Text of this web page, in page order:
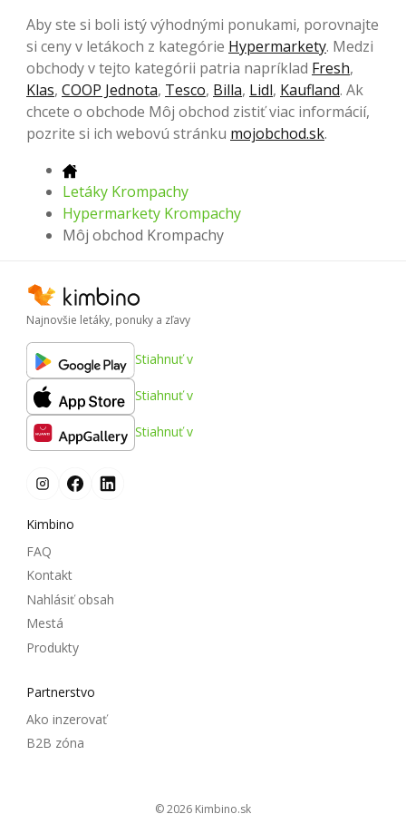
Aby ste si boli istý výhodnými ponukami, porovnajte
si ceny v letákoch z kategórie Hypermarkety. Medzi
obchody v tejto kategórii patria napríklad Fresh,
Klas, COOP Jednota, Tesco, Billa, Lidl, Kaufland. Ak
chcete o obchode Môj obchod zistiť viac informácií,
pozrite si ich webovú stránku mojobchod.sk.
Letáky Krompachy
Hypermarkety Krompachy
Môj obchod Krompachy
Najnovšie letáky, ponuky a zľavy
Stiahnuť v
Stiahnuť v
Stiahnuť v
Kimbino
FAQ
Kontakt
Nahlásiť obsah
Mestá
Produkty
Partnerstvo
Ako inzerovať
B2B zóna
© 2026 kimbino.sk